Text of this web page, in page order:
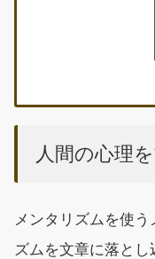
人間の心理
メンタリズムを使
ズムを文章に落とし